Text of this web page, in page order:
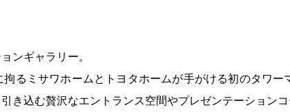
ンギャラリー。
るミサワホームとトヨタホームが手がける初のタワー
き込む贅沢なエントランス空間やプレゼンテーションコ